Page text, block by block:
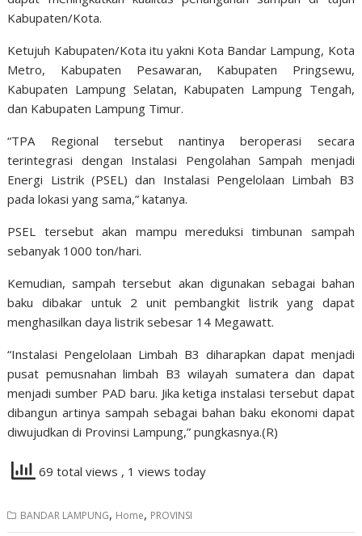
Kabupaten/Kota.
Ketujuh Kabupaten/Kota itu yakni Kota Bandar Lampung, Kota
Metro, Kabupaten Pesawaran, Kabupaten Pringsewu,
Kabupaten Lampung Selatan, Kabupaten Lampung Tengah,
dan Kabupaten Lampung Timur.
“TPA Regional tersebut nantinya beroperasi secara
terintegrasi dengan Instalasi Pengolahan Sampah menjadi
Energi Listrik (PSEL) dan Instalasi Pengelolaan Limbah B3
pada lokasi yang sama,” katanya.
PSEL tersebut akan mampu mereduksi timbunan sampah
sebanyak 1000 ton/hari.
Kemudian, sampah tersebut akan digunakan sebagai bahan
baku dibakar untuk 2 unit pembangkit listrik yang dapat
menghasilkan daya listrik sebesar 14 Megawatt.
“Instalasi Pengelolaan Limbah B3 diharapkan dapat menjadi
pusat pemusnahan limbah B3 wilayah sumatera dan dapat
menjadi sumber PAD baru. Jika ketiga instalasi tersebut dapat
dibangun artinya sampah sebagai bahan baku ekonomi dapat
diwujudkan di Provinsi Lampung,” pungkasnya.(R)
69 total views , 1 views today
BANDAR LAMPUNG, Home, PROVINSI